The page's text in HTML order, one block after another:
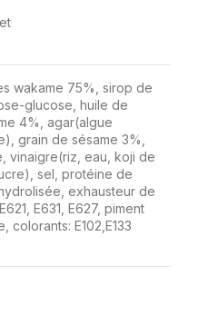
wakame 75%, sirop de
glucose, huile de
4%, agar(algue
grain de sésame 3%,
vinaigre(riz, eau, koji de
sel, protéine de
exhausteur de
E631, E627, piment
colorants: E102,E133